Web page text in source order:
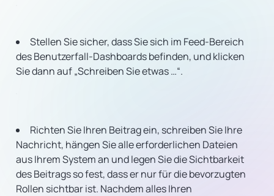
Stellen Sie sicher, dass Sie sich im Feed-Bereich
des Benutzerfall-Dashboards befinden, und klicken
Sie dann auf „Schreiben Sie etwas …“.
Richten Sie Ihren Beitrag ein, schreiben Sie Ihre
Nachricht, hängen Sie alle erforderlichen Dateien
aus Ihrem System an und legen Sie die Sichtbarkeit
des Beitrags so fest, dass er nur für die bevorzugten
Rollen sichtbar ist. Nachdem alles Ihren